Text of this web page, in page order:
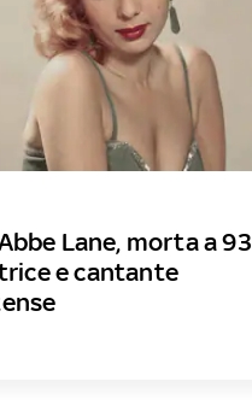
Lane, morta a 93
e cantante